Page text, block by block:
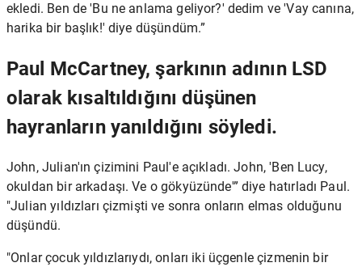
ekledi. Ben de 'Bu ne anlama geliyor?' dedim ve 'Vay canına,
harika bir başlık!' diye düşündüm.”
Paul McCartney, şarkının adının LSD
olarak kısaltıldığını düşünen
hayranların yanıldığını söyledi.
John, Julian'ın çizimini Paul'e açıkladı. John, 'Ben Lucy,
okuldan bir arkadaşı. Ve o gökyüzünde'” diye hatırladı Paul.
"Julian yıldızları çizmişti ve sonra onların elmas olduğunu
düşündü.
"Onlar çocuk yıldızlarıydı, onları iki üçgenle çizmenin bir